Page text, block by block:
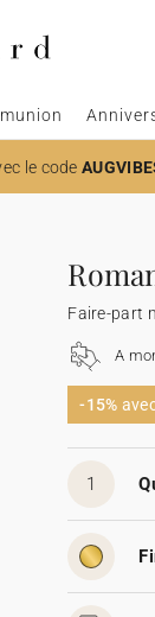
le code
Faire-part
A
-15%
1